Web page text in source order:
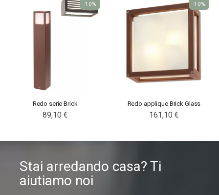
Redo serie Brick
89,10 €
-10%
Redo applique Brick Glass
161,10 €
-10%
Stai arredando casa? Ti
aiutiamo noi